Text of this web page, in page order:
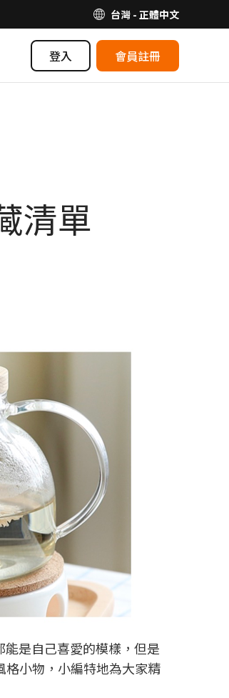
台灣 - 正體中文
登入 會員註冊
清單
是自己喜愛的模樣，但是
小物，小編特地為大家精